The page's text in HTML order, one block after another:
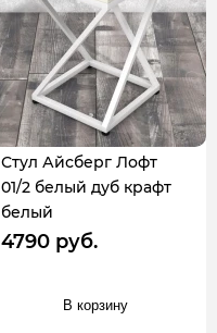
Стул Айсберг Лофт
01/2 белый дуб крафт
белый
4790 руб.
В корзину